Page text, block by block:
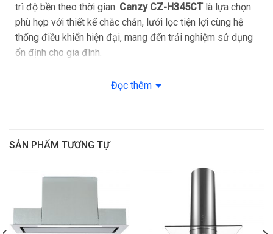
trì độ bền theo thời gian. Canzy CZ-H345CTlà lựa chọn
phù hợp với thiết kế chắc chắn, lưới lọc tiện lợi cùng hệ
thống điều khiển hiện đại, mang đến trải nghiệm sử dụng
ổn định cho gia đình.
Sản phẩm phù hợp với nhiều không gian bếp và nhu cầu
Gian
, mang lại sự gọn gàng và hiện đại
Thân máy sử dụng thép cán sơn đen
, có độ bền cao,
chống bám bẩn tốt và dễ dàng vệ sinh trong quá trình sử
Đọc thêm
SẢN PHẨM TƯƠNG TỰ